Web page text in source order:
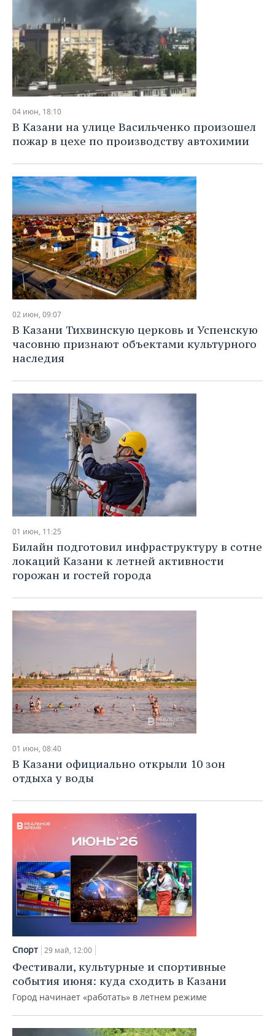
04 июн, 18:10
В Казани на улице Васильченко произошел
пожар в цехе по производству автохимии
02 июн, 09:07
В Казани Тихвинскую церковь и Успенскую
часовню признают объектами культурного
наследия
01 июн, 11:25
Билайн подготовил инфраструктуру в сотне
локаций Казани к летней активности
горожан и гостей города
01 июн, 08:40
В Казани официально открыли 10 зон
отдыха у воды
Спорт 29 май, 12:00
Фестивали, культурные и спортивные
события июня: куда сходить в Казани
Город начинает «работать» в летнем режиме